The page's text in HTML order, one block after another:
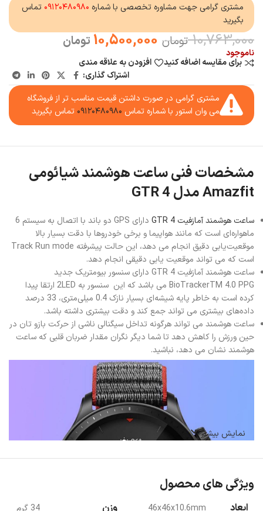
مشتری گرامی جهت مشاوره تخصصی با شماره ۰۹۱۲۰۴۸۰۹۸۰ تماس
بگیرید
10,763,000 تومان 10,500,000 تومان
ناموجود
برای مقایسه اضافه کنید
افزودن به علاقه مندی
اشتراک گذاری:
مشتری گرامی در صورت داشتن قیمت مناسب تر از فروشگاه
می وان استور با شماره تماس ۰۹۱۲۰۴۸۰۹۸۰ تماس بگیرید
مشخصات فنی ساعت هوشمند شیائومی
Amazfit مدل GTR 4
ساعت هوشمند آمازفیت GTR 4
دارای GPS دو باند با اتصال به سیستم 6
ماهواره‌ای است که مانند هواپیما و برخی خودروها با دقت بسیار بالا
موقعیت‌یابی دقیق انجام می دهد، این حالت پیشرفته Track Run mode
است که می تواند موقعیت یابی دقیقی انجام دهد.
ساعت هوشمند آمازفیت GTR 4 دارای سنسور بیومتریک جدید
BioTrackerTM 4.0 PPG می باشد که این سنسور به 2LED ارتقا پیدا
کرده است به خاطر پایه شیشه‌ای بسیار نازک 0.4 میلی‌متری، 33 درصد
داده‌های بیشتری می تواند جمع کند و دقت بیشتری داشته باشد.
ساعت هوشمند می تواند هرگونه تداخل سیگنالی ناشی از حرکت بازو تان در
حین ورزش را کاهش دهد تا شما دیگر نگران مقدار ضربان قلبی که ساعت
هوشمند نشان می دهد، نباشید.
نمایش بیشتر
ویژگی های محصول
ابعاد 46x46x10.6mm وزن 34 گرم